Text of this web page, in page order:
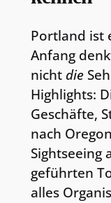
Portland ist
Anfang
nicht die
Highlights:
Geschäfte,
nach
Sightseeing
geführten
alles